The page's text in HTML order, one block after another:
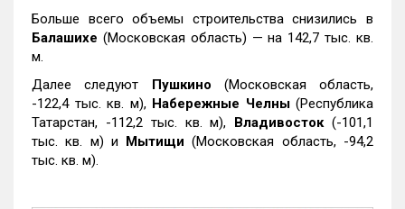
Больше всего объемы строительства снизились в
Балашихе (Московская область) — на 142,7 тыс. кв.
м.
Далее следуют Пушкино (Московская область,
-122,4 тыс. кв. м), Набережные Челны(Республика
Татарстан, -112,2 тыс. кв. м), Владивосток(-101,1
тыс. кв. м) и Мытищи (Московская область, -94,2
тыс. кв. м).